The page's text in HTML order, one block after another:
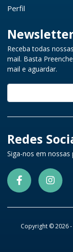
Perfil
Receba todas
mail. Basta
mail e aguardar.
Redes
Siga-nos em nossas
Copyright © 2026